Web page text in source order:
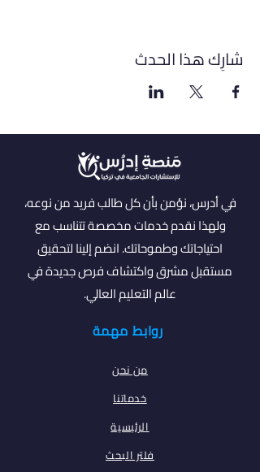
شارِك هذا الحدث
في أدرس، نؤمن بأن كل طالب فريد من نوعه،
ولهذا نقدم خدمات مخصصة تتناسب مع
احتياجاتك وطموحاتك. انضم إلينا لتحقيق
مستقبل مشرق واكتشاف فرص جديدة في
عالم التعليم العالي.
من نحن
خدماتنا
الرئيسية
فلتر البحث